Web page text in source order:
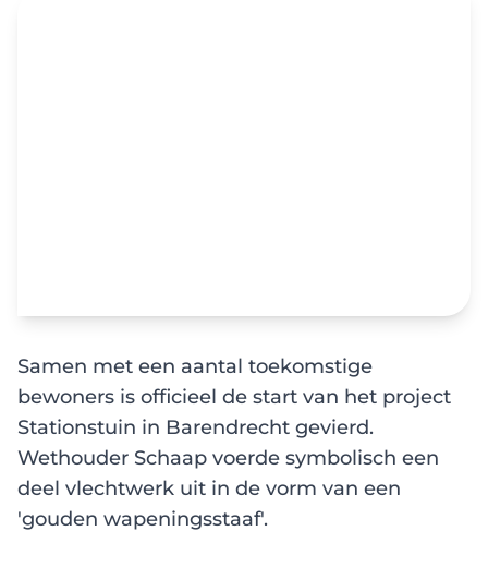
Samen met een aantal toekomstige
bewoners is officieel de start van het project
Stationstuin in Barendrecht gevierd.
Wethouder Schaap voerde symbolisch een
deel vlechtwerk uit in de vorm van een
'gouden wapeningsstaaf'.